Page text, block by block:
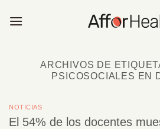
ARCHIVOS DE
PSICOSOCIALES EN
NOTICIAS
El 54% de los docentes